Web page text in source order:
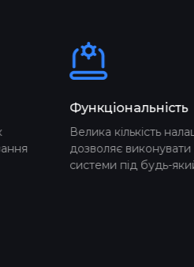
кількість налаштувань і функцій
виконувати налаштування
під будь-який тип бізнесу.